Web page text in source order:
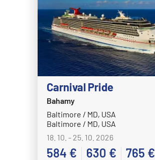
Carnival Pride
Bahamy
Baltimore / MD, USA
Baltimore / MD, USA
18. 10. - 25. 10. 2026
584 € 630 € 765 €